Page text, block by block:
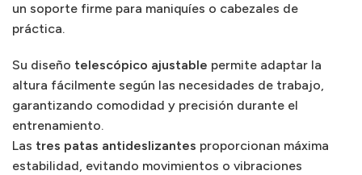
un soporte firme para maniquíes o cabezales de
práctica.
Su diseño telescópico ajustable permite adaptar la
altura fácilmente según las necesidades de trabajo,
garantizando comodidad y precisión durante el
entrenamiento.
Las tres patas antideslizantes proporcionan máxima
estabilidad, evitando movimientos o vibraciones